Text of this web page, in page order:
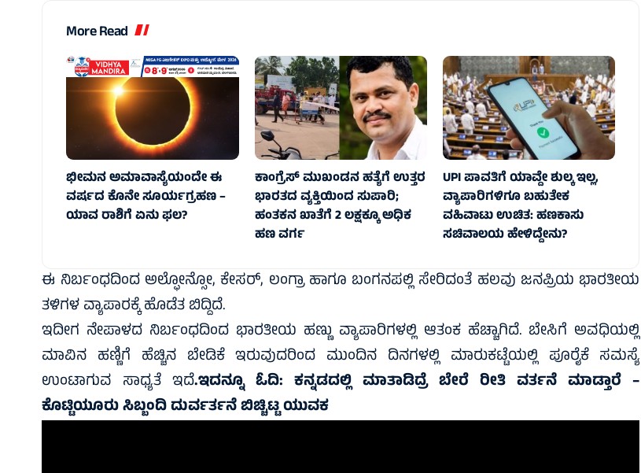
More Read
ಭೀಮನ ಅಮಾವಾಸ್ಯೆಯಂದೇ ಈ
ವರ್ಷದ ಕೊನೇ ಸೂರ್ಯಗ್ರಹಣ –
ಯಾವ ರಾಶಿಗೆ ಏನು ಫಲ?
ಕಾಂಗ್ರೆಸ್‌ ಮುಖಂಡನ ಹತ್ಯೆಗೆ ಉತ್ತರ
ಭಾರತದ ವ್ಯಕ್ತಿಯಿಂದ ಸುಪಾರಿ;
ಹಂತಕನ ಖಾತೆಗೆ 2 ಲಕ್ಷಕ್ಕೂ ಅಧಿಕ
ಹಣ ವರ್ಗ
UPI ಪಾವತಿಗೆ ಯಾವ್ದೇ ಶುಲ್ಕ ಇಲ್ಲ,
ವ್ಯಾಪಾರಿಗಳಿಗೂ ಬಹುತೇಕ
ವಹಿವಾಟು ಉಚಿತ: ಹಣಕಾಸು
ಸಚಿವಾಲಯ ಹೇಳಿದ್ದೇನು?
ಈ ನಿರ್ಬಂಧದಿಂದ ಅಲ್ಫೋನ್ಸೋ, ಕೇಸರ್, ಲಂಗ್ರಾ ಹಾಗೂ ಬಂಗನಪಲ್ಲಿ ಸೇರಿದಂತೆ ಹಲವು ಜನಪ್ರಿಯ ಭಾರತೀಯ
ತಳಿಗಳ ವ್ಯಾಪಾರಕ್ಕೆ ಹೊಡೆತ ಬಿದ್ದಿದೆ.
ಇದೀಗ ನೇಪಾಳದ ನಿರ್ಬಂಧದಿಂದ ಭಾರತೀಯ ಹಣ್ಣು ವ್ಯಾಪಾರಿಗಳಲ್ಲಿ ಆತಂಕ ಹೆಚ್ಚಾಗಿದೆ. ಬೇಸಿಗೆ ಅವಧಿಯಲ್ಲಿ
ಮಾವಿನ ಹಣ್ಣಿಗೆ ಹೆಚ್ಚಿನ ಬೇಡಿಕೆ ಇರುವುದರಿಂದ ಮುಂದಿನ ದಿನಗಳಲ್ಲಿ ಮಾರುಕಟ್ಟೆಯಲ್ಲಿ ಪೂರೈಕೆ ಸಮಸ್ಯೆ
ಉಂಟಾಗುವ ಸಾಧ್ಯತೆ ಇದೆ.ಇದನ್ನೂ ಓದಿ:ಕನ್ನಡದಲ್ಲಿ ಮಾತಾಡಿದ್ರೆ ಬೇರೆ ರೀತಿ ವರ್ತನೆ ಮಾಡ್ತಾರೆ –
ಕೊಟ್ಟಿಯೂರು ಸಿಬ್ಬಂದಿ ದುರ್ವರ್ತನೆ ಬಿಚ್ಚಿಟ್ಟ ಯುವಕ